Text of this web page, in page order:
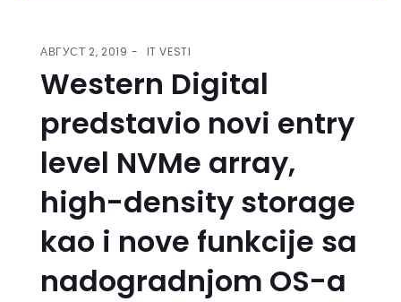
АВГУСТ 2, 2019 IT VESTI
Western Digital
predstavio novi entry
level NVMe array,
high-density storage
kao i nove funkcije sa
nadogradnjom OS-a